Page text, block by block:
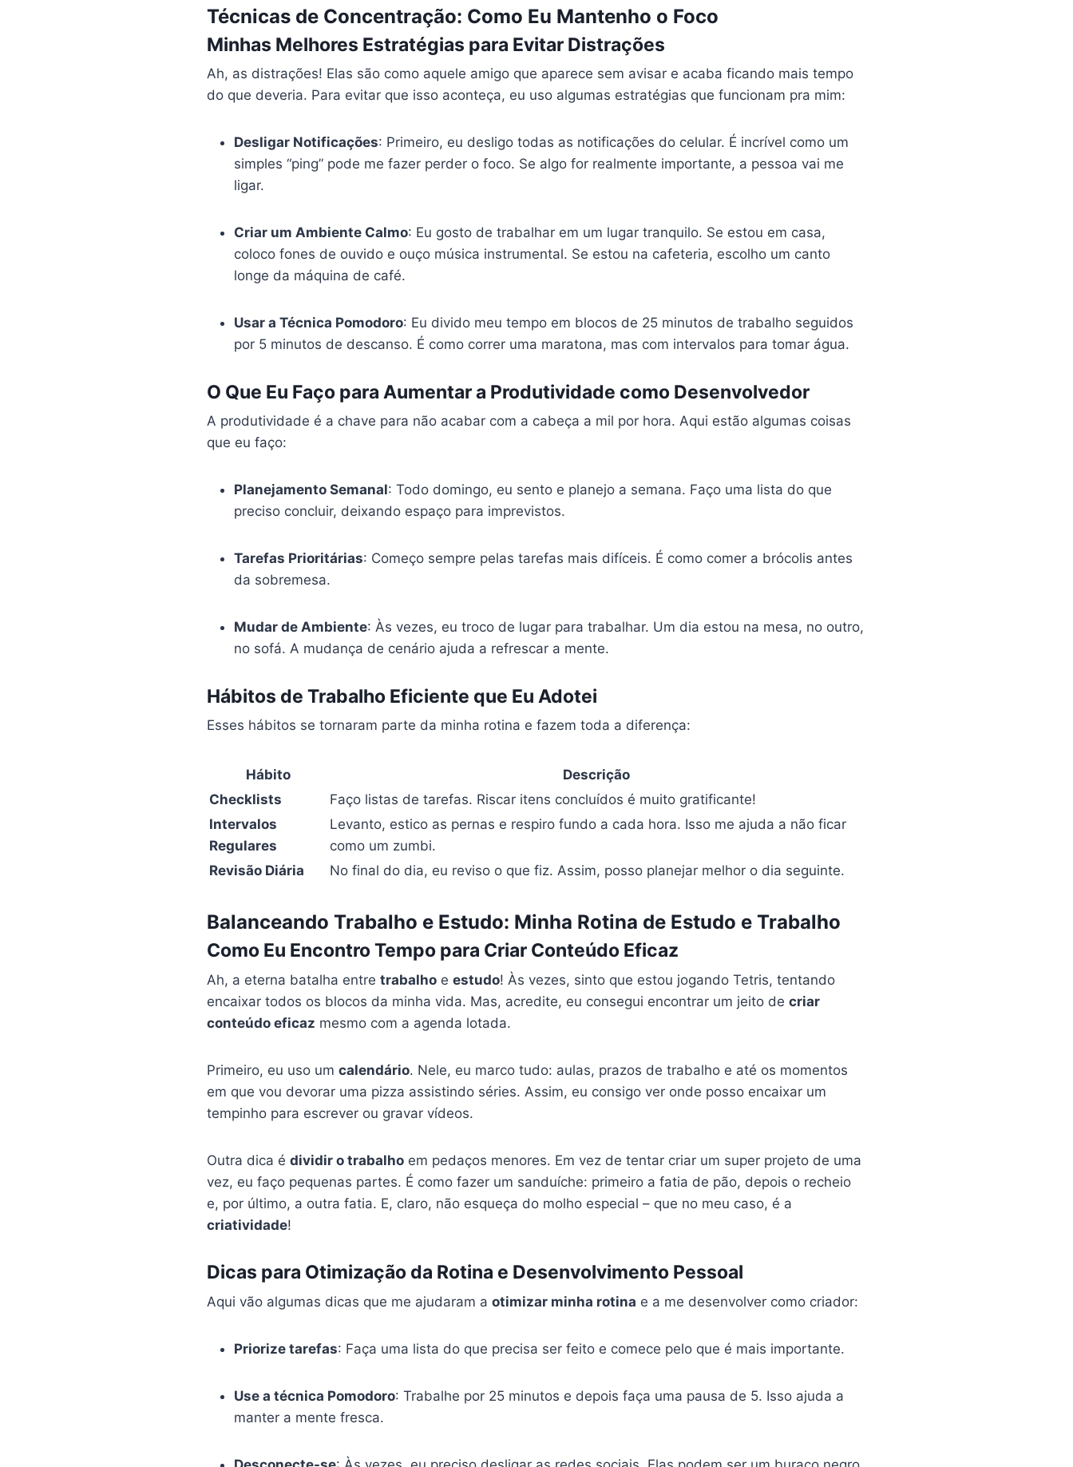
Técnicas de Concentração: Como Eu Mantenho o Foco
Minhas Melhores Estratégias para Evitar Distrações
Ah, as distrações! Elas são como aquele amigo que aparece sem avisar e acaba ficando mais tempo
do que deveria. Para evitar que isso aconteça, eu uso algumas estratégias que funcionam pra mim:
Desligar Notificações: Primeiro, eu desligo todas as notificações do celular. É incrível como um
simples “ping” pode me fazer perder o foco. Se algo for realmente importante, a pessoa vai me
ligar.
Criar um Ambiente Calmo: Eu gosto de trabalhar em um lugar tranquilo. Se estou em casa,
coloco fones de ouvido e ouço música instrumental. Se estou na cafeteria, escolho um canto
longe da máquina de café.
Usar a Técnica Pomodoro: Eu divido meu tempo em blocos de 25 minutos de trabalho seguidos
por 5 minutos de descanso. É como correr uma maratona, mas com intervalos para tomar água.
O Que Eu Faço para Aumentar a Produtividade como Desenvolvedor
A produtividade é a chave para não acabar com a cabeça a mil por hora. Aqui estão algumas coisas
que eu faço:
Planejamento Semanal: Todo domingo, eu sento e planejo a semana. Faço uma lista do que
preciso concluir, deixando espaço para imprevistos.
Tarefas Prioritárias: Começo sempre pelas tarefas mais difíceis. É como comer a brócolis antes
da sobremesa.
Mudar de Ambiente: Às vezes, eu troco de lugar para trabalhar. Um dia estou na mesa, no outro,
no sofá. A mudança de cenário ajuda a refrescar a mente.
Hábitos de Trabalho Eficiente que Eu Adotei
Esses hábitos se tornaram parte da minha rotina e fazem toda a diferença:
Hábito
Descrição
Checklists
Faço listas de tarefas. Riscar itens concluídos é muito gratificante!
Intervalos
Regulares
Levanto, estico as pernas e respiro fundo a cada hora. Isso me ajuda a não ficar
como um zumbi.
Revisão Diária
No final do dia, eu reviso o que fiz. Assim, posso planejar melhor o dia seguinte.
Balanceando Trabalho e Estudo: Minha Rotina de Estudo e Trabalho
Como Eu Encontro Tempo para Criar Conteúdo Eficaz
Ah, a eterna batalha entretrabalho eestudo! Às vezes, sinto que estou jogando Tetris, tentando
encaixar todos os blocos da minha vida. Mas, acredite, eu consegui encontrar um jeito decriar
conteúdo eficaz mesmo com a agenda lotada.
Primeiro, eu uso umcalendário. Nele, eu marco tudo: aulas, prazos de trabalho e até os momentos
em que vou devorar uma pizza assistindo séries. Assim, eu consigo ver onde posso encaixar um
tempinho para escrever ou gravar vídeos.
Outra dica édividir o trabalho em pedaços menores. Em vez de tentar criar um super projeto de uma
vez, eu faço pequenas partes. É como fazer um sanduíche: primeiro a fatia de pão, depois o recheio
e, por último, a outra fatia. E, claro, não esqueça do molho especial – que no meu caso, é a
criatividade!
Dicas para Otimização da Rotina e Desenvolvimento Pessoal
Aqui vão algumas dicas que me ajudaram aotimizar minha rotina e a me desenvolver como criador:
Priorize tarefas: Faça uma lista do que precisa ser feito e comece pelo que é mais importante.
Use a técnica Pomodoro: Trabalhe por 25 minutos e depois faça uma pausa de 5. Isso ajuda a
manter a mente fresca.